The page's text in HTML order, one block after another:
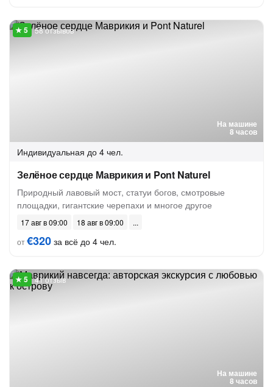
На машине
8 часов
58 отзывов
Индивидуальная до 4 чел.
Зелёное сердце Маврикия и Pont Naturel
Природный лавовый мост, статуи богов, смотровые
площадки, гигантские черепахи и многое другое
17 авг в 09:00
18 авг в 09:00
от€320 за всё до 4 чел.
На машине
8 часов
41 отзыв